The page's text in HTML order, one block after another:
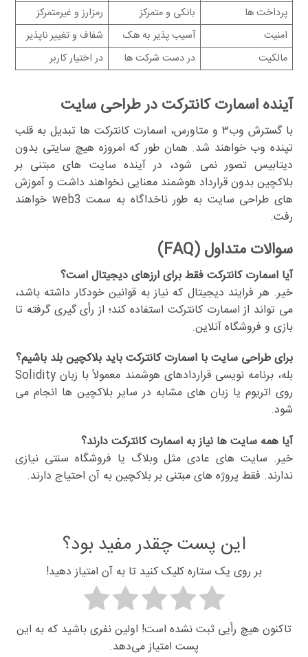
پرداخت ها
بانکی و متمرکز
رمزارز و غیرمتمرکز
امنیت
آسیب پذیر به هک
شفاف و تغییر ناپذیر
مالکیت
در دست شرکت ها در اختیار کاربر
آینده اسمارت کانترکت در طراحی سایت
با گسترش وب۳ و متاورس، اسمارت کانترکت ها تبدیل به قلب
تپنده وب خواهند شد. همان طور که امروزه هیچ سایتی بدون
دیتابیس تصور نمی شود، در آینده سایت های مبتنی بر
بلاکچین بدون قرارداد هوشمند معنایی نخواهند داشت و آموزش
های طراحی سایت به طور ناخداگاه به سمت web3 خواهند
رفت.
سوالات متداول (FAQ)
آیا اسمارت کانترکت فقط برای ارزهای دیجیتال است؟
خیر. هر فرایند دیجیتال که نیاز به قوانین خودکار داشته باشد،
می تواند از اسمارت کانترکت استفاده کند؛ از رأی گیری گرفته تا
بازی و فروشگاه آنلاین.
برای طراحی سایت با اسمارت کانترکت باید بلاکچین بلد باشیم؟
بله، برنامه نویسی قراردادهای هوشمند معمولاً با زبان Solidity
روی اتریوم یا زبان های مشابه در سایر بلاکچین ها انجام می
شود.
آیا همه سایت ها نیاز به اسمارت کانترکت دارند؟
خیر. سایت های عادی مثل وبلاگ یا فروشگاه سنتی نیازی
ندارند. فقط پروژه های مبتنی بر بلاکچین به آن احتیاج دارند.
این پست چقدر مفید بود؟
بر روی یک ستاره کلیک کنید تا به آن امتیاز دهید!
تاکنون هیچ رأیی ثبت نشده است! اولین نفری باشید که به این
پست امتیاز می‌دهد.